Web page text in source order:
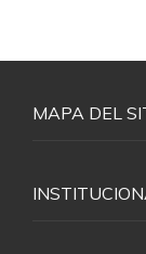
MAPA DEL